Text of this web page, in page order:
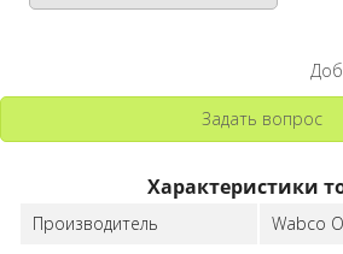
Задать вопрос
Характеристики
Производитель Wabco